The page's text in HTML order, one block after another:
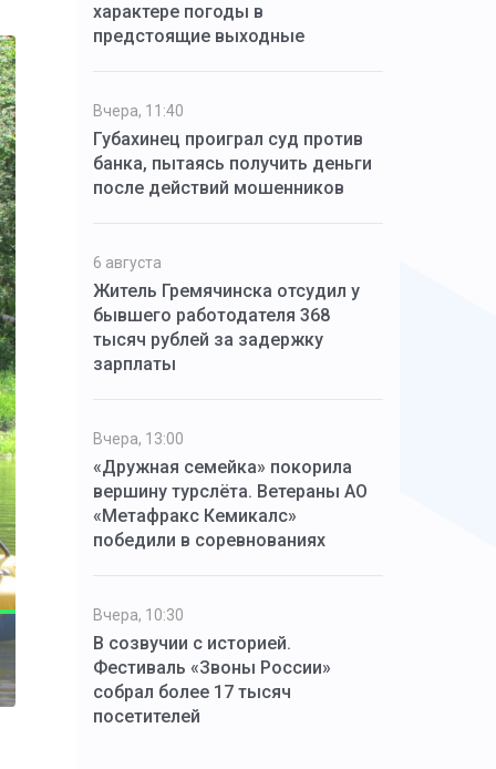
характере погоды в
предстоящие выходные
Вчера, 11:40
Губахинец проиграл суд против
банка, пытаясь получить деньги
после действий мошенников
6 августа
Житель Гремячинска отсудил у
бывшего работодателя 368
тысяч рублей за задержку
зарплаты
Вчера, 13:00
«Дружная семейка» покорила
вершину турслёта. Ветераны АО
«Метафракс Кемикалс»
победили в соревнованиях
Вчера, 10:30
В созвучии с историей.
Фестиваль «Звоны России»
собрал более 17 тысяч
посетителей